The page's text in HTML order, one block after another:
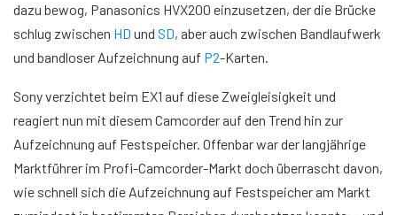
dazu bewog, Panasonics HVX200 einzusetzen, der die Brücke
schlug zwischen HD und SD, aber auch zwischen Bandlaufwerk
und bandloser Aufzeichnung auf P2-Karten.
Sony verzichtet beim EX1 auf diese Zweigleisigkeit und
reagiert nun mit diesem Camcorder auf den Trend hin zur
Aufzeichnung auf Festspeicher. Offenbar war der langjährige
Marktführer im Profi-Camcorder-Markt doch überrascht davon,
wie schnell sich die Aufzeichnung auf Festspeicher am Markt